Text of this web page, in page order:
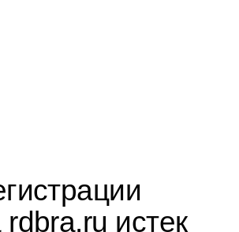
истек